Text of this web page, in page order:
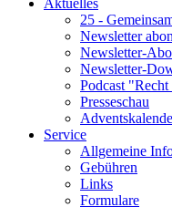
25 -
Newsletter
Newsletter-
Newsletter-
Podcast "Recht
Presseschau
Service
Allgemeine
Gebühren
Links
Formulare